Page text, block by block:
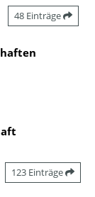
48 Einträge
123 Einträge